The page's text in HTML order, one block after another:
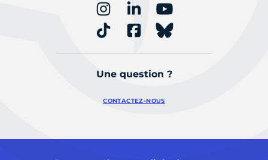
Une question ?
CONTACTEZ-NOUS